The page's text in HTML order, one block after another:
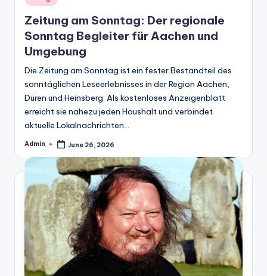
Zeitung am Sonntag: Der regionale
Sonntag Begleiter für Aachen und
Umgebung
Die Zeitung am Sonntag ist ein fester Bestandteil des
sonntäglichen Leseerlebnisses in der Region Aachen,
Düren und Heinsberg. Als kostenloses Anzeigenblatt
erreicht sie nahezu jeden Haushalt und verbindet
aktuelle Lokalnachrichten…
Posted
Admin June 26, 2026